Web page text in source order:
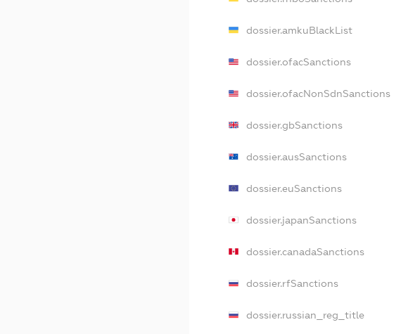
dossier.amkuBlackList
dossier.ofacSanctions
dossier.ofacNonSdnSanctions
dossier.gbSanctions
dossier.ausSanctions
dossier.euSanctions
dossier.japanSanctions
dossier.canadaSanctions
dossier.rfSanctions
dossier.russian_reg_title